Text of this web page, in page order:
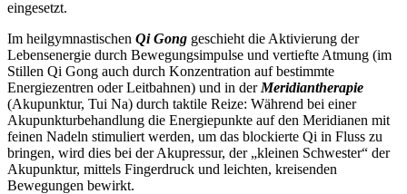
eingesetzt.
Im heilgymnastischen Qi Gong geschieht die Aktivierung der
Lebensenergie durch Bewegungsimpulse und vertiefte Atmung (im
Stillen Qi Gong auch durch Konzentration auf bestimmte
Energiezentren oder Leitbahnen) und in der Meridiantherapie
(Akupunktur, Tui Na) durch taktile Reize: Während bei einer
Akupunkturbehandlung die Energiepunkte auf den Meridianen mit
feinen Nadeln stimuliert werden, um das blockierte Qi in Fluss zu
bringen, wird dies bei der Akupressur, der „kleinen Schwester“ der
Akupunktur, mittels Fingerdruck und leichten, kreisenden
Bewegungen bewirkt.